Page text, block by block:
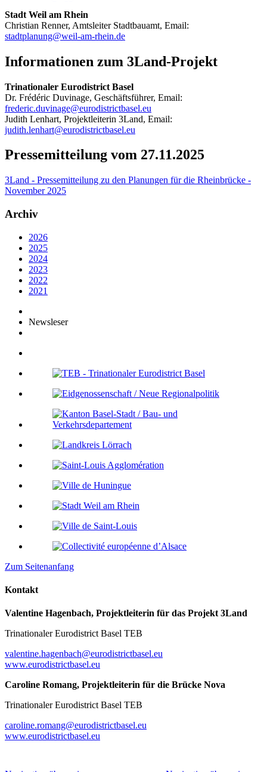
Stadt Weil am Rhein
Christian Renner, Amtsleiter Stadtbauamt, Email:
stadtplanung@weil-am-rhein.de
Informationen zum 3Land-Projekt
Trinationaler Eurodistrict Basel
Dr. Frédéric Duvinage, Geschäftsführer, Email:
frederic.duvinage@eurodistrictbasel.eu
Judith Lenhart, Projektleiterin 3Land, Email:
judith.lenhart@eurodistrictbasel.eu
Pressemitteilung vom 27.11.2025
3Land - Pressemitteilung zu den Planungen für die Rheinbrücke -
November 2025
Archiv
2026
2025
2024
2023
2022
2021
Newsleser
Zum Seitenanfang
Kontakt
Valentine Hagenbach, Projektleiterin für das Projekt 3Land
Trinationaler Eurodistrict Basel TEB
valentine.hagenbach@eurodistrictbasel.eu
www.eurodistrictbasel.eu
Caroline Romang, Projektleiterin für die Brücke Nova
Trinationaler Eurodistrict Basel TEB
caroline.romang@eurodistrictbasel.eu
www.eurodistrictbasel.eu